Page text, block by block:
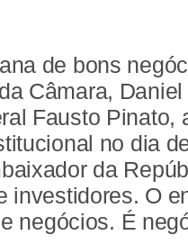
de bons
Câmara,
Fausto Pinato,
no dia
da
investidores. O
negócios. É